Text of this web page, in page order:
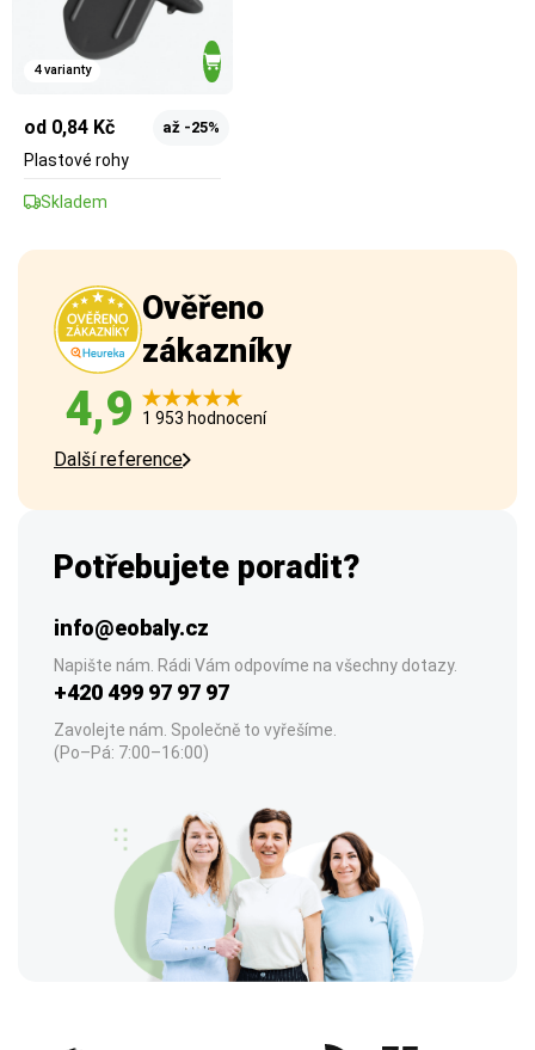
4 varianty
od 0,84 Kč až -25%
Plastové rohy
Skladem
Ověřeno
zákazníky
4,9 1 953 hodnocení
Další reference
Potřebujete poradit?
info@eobaly.cz
Napište nám. Rádi Vám odpovíme na všechny dotazy.
+420 499 97 97 97
Zavolejte nám. Společně to vyřešíme.
(Po–Pá: 7:00–16:00)